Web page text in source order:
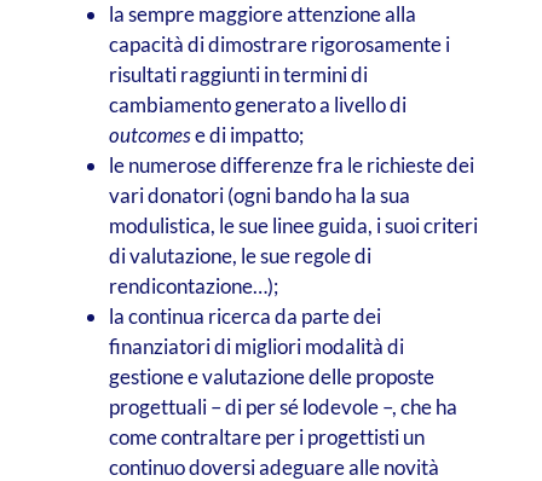
la sempre maggiore attenzione alla
capacità di dimostrare rigorosamente i
risultati raggiunti in termini di
cambiamento generato a livello di
outcomese di impatto;
le numerose differenze fra le richieste dei
vari donatori (ogni bando ha la sua
modulistica, le sue linee guida, i suoi criteri
di valutazione, le sue regole di
rendicontazione…);
la continua ricerca da parte dei
finanziatori di migliori modalità di
gestione e valutazione delle proposte
progettuali – di per sé lodevole –, che ha
come contraltare per i progettisti un
continuo doversi adeguare alle novità